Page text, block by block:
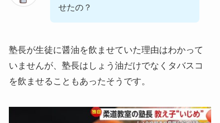
せたの？
塾長が生徒に醤油を飲ませていた理由はわかって
いませんが、塾長はしょう油だけでなくタバスコ
を飲ませることもあったそうです。